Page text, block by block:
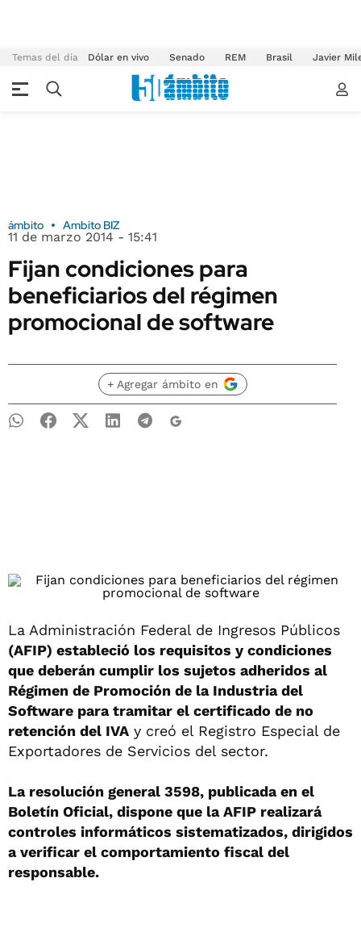
Temas del día Dólar en vivo Senado REM Brasil Javier
ámbito Ambito BIZ
11 de marzo 2014 - 15:41
Fijan condiciones para
beneficiarios del régimen
promocional de software
+ Agregar ámbito en
La Administración Federal de Ingresos Públicos
(AFIP) estableció los requisitos y condiciones
que deberán cumplir los sujetos adheridos al
Régimen de Promoción de la Industria del
Software para tramitar el certificado de no
retención del IVA y creó el Registro Especial de
Exportadores de Servicios del sector.
La resolución general 3598, publicada en el
Boletín Oficial, dispone que la AFIP realizará
controles informáticos sistematizados, dirigidos
a verificar el comportamiento fiscal del
responsable.